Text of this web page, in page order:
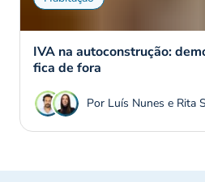
IVA na autoconstrução:
fica de fora
Por Luís Nunes e Rita